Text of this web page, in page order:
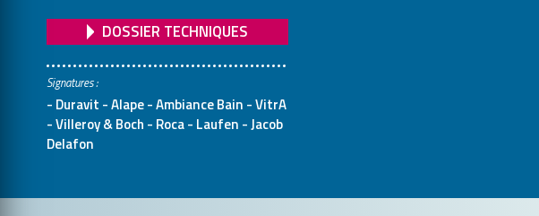
DOSSIER TECHNIQUES
Signatures :
- Duravit - Alape - Ambiance Bain - VitrA
- Villeroy & Boch - Roca - Laufen - Jacob
Delafon